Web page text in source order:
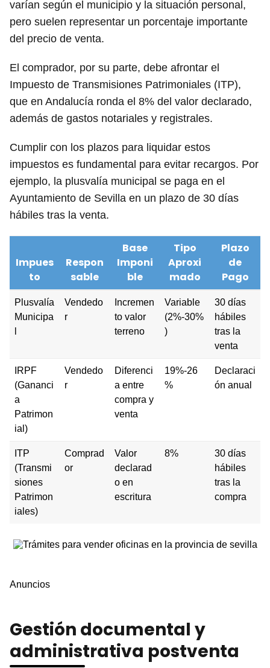
varían según el municipio y la situación personal,
pero suelen representar un porcentaje importante
del precio de venta.
El comprador, por su parte, debe afrontar el
Impuesto de Transmisiones Patrimoniales (ITP),
que en Andalucía ronda el 8% del valor declarado,
además de gastos notariales y registrales.
Cumplir con los plazos para liquidar estos
impuestos es fundamental para evitar recargos. Por
ejemplo, la plusvalía municipal se paga en el
Ayuntamiento de Sevilla en un plazo de 30 días
hábiles tras la venta.
Impues
to
Respon
sable
Base
Imponi
ble
Tipo
Aproxi
mado
Plazo
de
Pago
Plusvalía
Municipa
Vendedo
r
Incremen
to valor
terreno
Variable
(2%-30%
)
30 días
hábiles
tras la
venta
IRPF
(Gananci
a
Patrimon
ial)
Vendedo
r
Diferenci
a entre
compra y
venta
19%-26
%
Declaraci
ón anual
ITP
(Transmi
siones
Patrimon
iales)
Comprad
or
Valor
declarad
o en
escritura
8%
30 días
hábiles
tras la
compra
Anuncios
Gestión documental y
administrativa postventa